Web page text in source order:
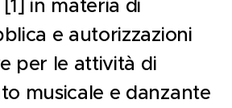
in materia di
e autorizzazioni
per le attività di
musicale e danzante